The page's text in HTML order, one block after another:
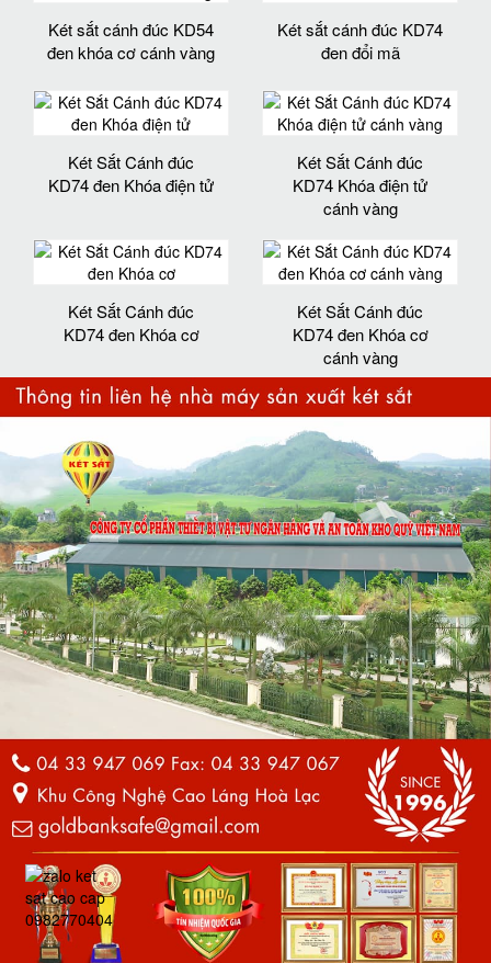
Két sắt cánh đúc KD54
đen khóa cơ cánh vàng
Két sắt cánh đúc KD74
đen đổi mã
Két Sắt Cánh đúc
KD74 đen Khóa điện tử
Két Sắt Cánh đúc
KD74 Khóa điện tử
cánh vàng
Két Sắt Cánh đúc
KD74 đen Khóa cơ
Két Sắt Cánh đúc
KD74 đen Khóa cơ
cánh vàng